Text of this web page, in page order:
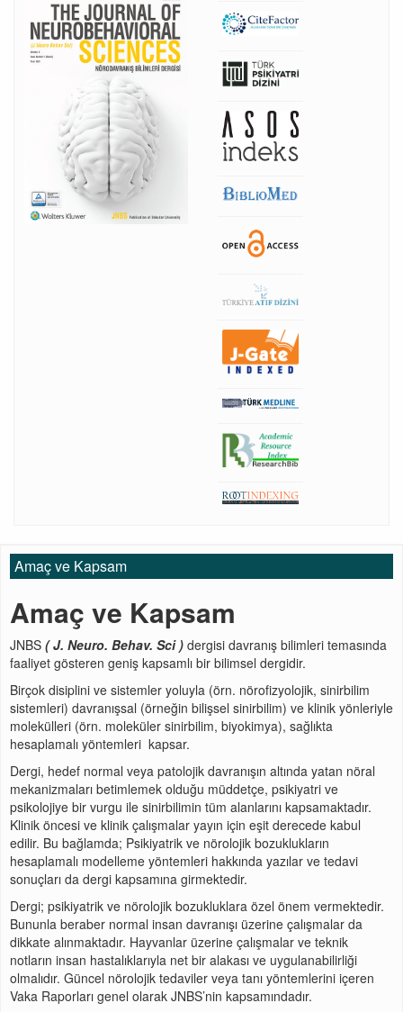
Amaç ve Kapsam
Amaç ve Kapsam
JNBS ( J. Neuro. Behav. Sci ) dergisi davranış bilimleri temasında
faaliyet gösteren geniş kapsamlı bir bilimsel dergidir.
Birçok disiplini ve sistemler yoluyla (örn. nörofizyolojik, sinirbilim
sistemleri) davranışsal (örneğin bilişsel sinirbilim) ve klinik yönleriyle
molekülleri (örn. moleküler sinirbilim, biyokimya), sağlıkta
hesaplamalı yöntemleri kapsar.
Dergi, hedef normal veya patolojik davranışın altında yatan nöral
mekanizmaları betimlemek olduğu müddetçe, psikiyatri ve
psikolojiye bir vurgu ile sinirbilimin tüm alanlarını kapsamaktadır.
Klinik öncesi ve klinik çalışmalar yayın için eşit derecede kabul
edilir. Bu bağlamda; Psikiyatrik ve nörolojik bozuklukların
hesaplamalı modelleme yöntemleri hakkında yazılar ve tedavi
sonuçları da dergi kapsamına girmektedir.
Dergi; psikiyatrik ve nörolojik bozukluklara özel önem vermektedir.
Bununla beraber normal insan davranışı üzerine çalışmalar da
dikkate alınmaktadır. Hayvanlar üzerine çalışmalar ve teknik
notların insan hastalıklarıyla net bir alakası ve uygulanabilirliği
olmalıdır. Güncel nörolojik tedaviler veya tanı yöntemlerini içeren
Vaka Raporları genel olarak JNBS’nin kapsamındadır.